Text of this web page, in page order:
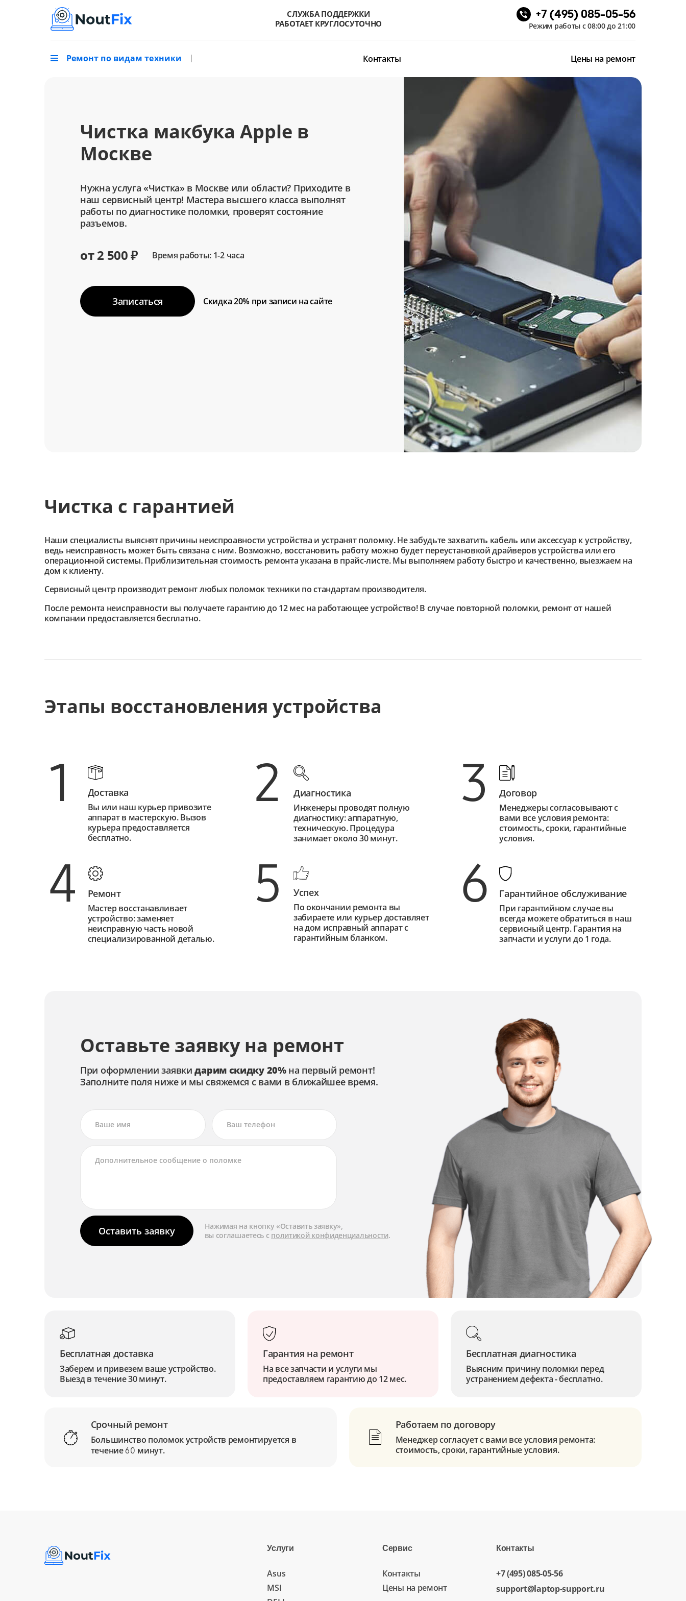
СЛУЖБА ПОДДЕРЖКИ
РАБОТАЕТ КРУГЛОСУТОЧНО
+7 (495) 085-05-56
Режим работы с 08:00 до 21:00
Ремонт по видам техники Контакты Цены на ремонт
Чистка макбука Apple в
Москве
Нужна услуга «Чистка» в Москве или области? Приходите в
наш сервисный центр! Мастера высшего класса выполнят
работы по диагностике поломки, проверят состояние
разъемов.
от 2 500 ₽ Время работы: 1-2 часа
Записаться Скидка 20% при записи на сайте
Чистка с гарантией
Наши специалисты выяснят причины неиспроавности устройства и устранят поломку. Не забудьте захватить кабель или аксессуар к устройству,
ведь неисправность может быть связана с ним. Возможно, восстановить работу можно будет переустановкой драйверов устройства или его
операционной системы. Приблизительная стоимость ремонта указана в прайс-листе. Мы выполняем работу быстро и качественно, выезжаем на
дом к клиенту.
Сервисный центрпроизводит ремонт любых поломок техники по стандартам производителя.
После ремонта неисправности вы получаете гарантию до 12 мес на работающее устройство! В случае повторной поломки, ремонт от нашей
компании предоставляется бесплатно.
Этапы восстановления устройства
1 Доставка
Вы или наш курьер привозите
аппарат в мастерскую. Вызов
курьера предоставляется
бесплатно.
2 Диагностика
Инженеры проводят полную
диагностику: аппаратную,
техническую. Процедура
занимает около 30 минут.
3 Договор
Менеджеры согласовывают с
вами все условия ремонта:
стоимость, сроки, гарантийные
условия.
4 Ремонт
Мастер восстанавливает
устройство: заменяет
неисправную часть новой
специализированной деталью.
5 Успех
По окончании ремонта вы
забираете или курьер доставляет
на дом исправный аппарат с
гарантийным бланком.
6 Гарантийное обслуживание
При гарантийном случае вы
всегда можете обратиться в наш
сервисный центр. Гарантия на
запчасти и услуги до 1 года.
Оставьте заявку на ремонт
При оформлении заявкидарим скидку 20%на первый ремонт!
Заполните поля ниже и мы свяжемся с вами в ближайшее время.
Оставить заявку
Нажимая на кнопку «Оставить заявку»,
вы соглашаетесь с политикой конфиденциальности.
Бесплатная доставка
Заберем и привезем ваше устройство.
Выезд в течение 30 минут.
Гарантия на ремонт
На все запчасти и услуги мы
предоставляем гарантию до 12 мес.
Бесплатная диагностика
Выясним причину поломки перед
устранением дефекта - бесплатно.
Срочный ремонт
Большинство поломок устройств ремонтируется в
течение 60 минут.
Работаем по договору
Менеджер согласует с вами все условия ремонта:
стоимость, сроки, гарантийные условия.
Услуги
Asus
MSI
Сервис
Контакты
Цены на ремонт
Контакты
+7 (495) 085-05-56
support@laptop-support.ru